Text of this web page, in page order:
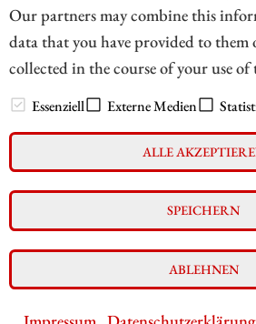
Our partners may combine this
data that you have provided to them
collected in the course of your use of
Essenziell Externe Medien
ALLE
SPEICHERN
ABLEHNEN
// zukunftsbilanzen.de 2026
Impressum
Datenschutz
Interessenskonflikt & Risikohinweis
Nutzungsbedingungen